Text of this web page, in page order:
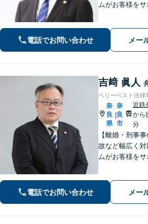
ムがお客様をサ
電話でお問い合わせ メー
吉﨑 眞人
ベリーベスト法律
奈
良
県
|
奈
良
市
近鉄
から
分
【離婚・刑事
故など幅広く
ムがお客様をサ
電話でお問い合わせ メー